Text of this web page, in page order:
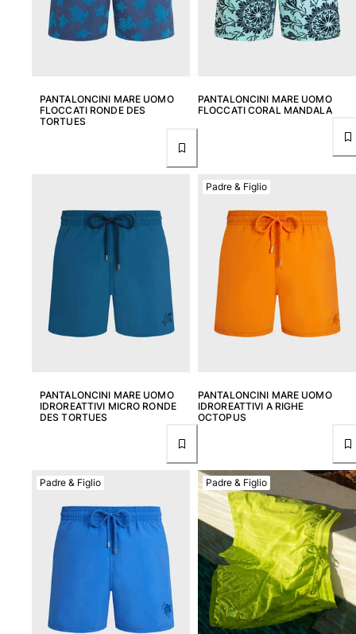
PANTALONCINI MARE UOMO
FLOCCATI RONDE DES
TORTUES
PANTALONCINI MARE UOMO
FLOCCATI CORAL MANDALA
PANTALONCINI MARE UOMO
IDROREATTIVI MICRO RONDE
DES TORTUES
PANTALONCINI MARE UOMO
IDROREATTIVI A RIGHE
OCTOPUS
Padre & Figlio
Padre & Figlio Padre & Figlio